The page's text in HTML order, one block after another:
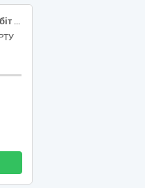
Матеріали для проведення ремонтних робіт господарським способом – Фарби та колоранти код ДК 021:2015: 44810000-1 Фарби